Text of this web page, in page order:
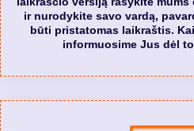
ir nurodykite savo vardą,
būti pristatomas laikraštis.
informuosime Jus dėl